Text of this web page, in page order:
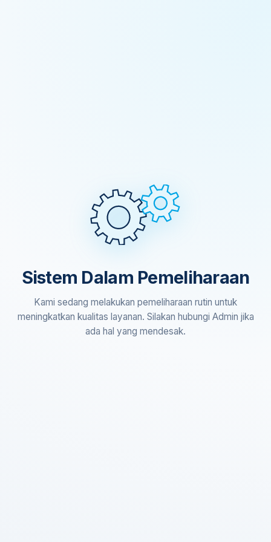
Sistem Dalam Pemeliharaan
Kami sedang melakukan pemeliharaan rutin untuk
meningkatkan kualitas layanan. Silakan hubungi Admin jika
ada hal yang mendesak.